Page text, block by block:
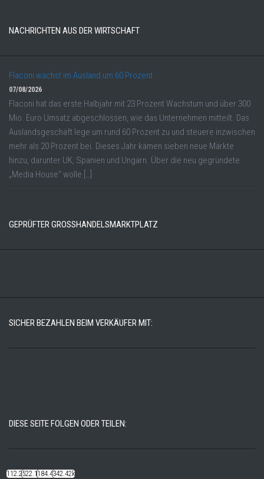
NACHRICHTEN AUS DER WIRTSCHAFT
Flaconi wächst im Ausland um 60 Prozent
07/08/2026
Flaconi hat das erste Halbjahr mit 23 Prozent Wachstum und über 300
Mio. Euro Umsatz abgeschlossen, wie das Unternehmen mitteilt. Das
Auslandsgeschäft lege um rund 60 Prozent zu und steuere inzwischen
mehr als 20 Prozent bei. Dieses Jahr kämen sieben neue Märkte
hinzu, darunter UK, Spanien und Ungarn. Über die neu gegründete
„Media House“ wolle […]
GEPRÜFTER GROSSHANDELSMARKTPLATZ
SICHER BEZAHLEN BEIM VERKÄUFER MIT:
DIESE SEITE FOLGEN ODER TEILEN:
112.22k522.14k184.48k342.42k